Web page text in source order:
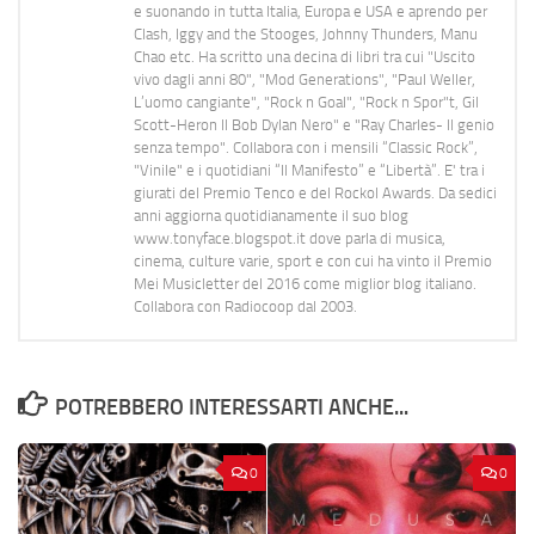
e suonando in tutta Italia, Europa e USA e aprendo per
Clash, Iggy and the Stooges, Johnny Thunders, Manu
Chao etc. Ha scritto una decina di libri tra cui "Uscito
vivo dagli anni 80", "Mod Generations", "Paul Weller,
L’uomo cangiante", "Rock n Goal", "Rock n Spor"t, Gil
Scott-Heron Il Bob Dylan Nero" e "Ray Charles- Il genio
senza tempo". Collabora con i mensili “Classic Rock”,
"Vinile" e i quotidiani “Il Manifesto” e “Libertà”. E' tra i
giurati del Premio Tenco e del Rockol Awards. Da sedici
anni aggiorna quotidianamente il suo blog
www.tonyface.blogspot.it dove parla di musica,
cinema, culture varie, sport e con cui ha vinto il Premio
Mei Musicletter del 2016 come miglior blog italiano.
Collabora con Radiocoop dal 2003.
POTREBBERO INTERESSARTI ANCHE...
0 0